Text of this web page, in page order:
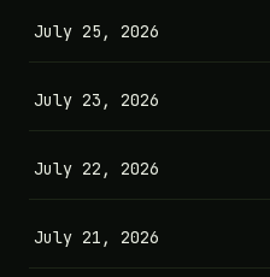
July 25, 2026
July 23, 2026
July 22, 2026
July 21, 2026